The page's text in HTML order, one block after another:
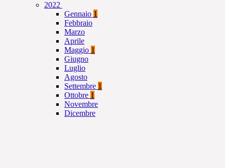
2022
Gennaio 1
Febbraio
Marzo
Aprile
Maggio 1
Giugno
Luglio
Agosto
Settembre 1
Ottobre 1
Novembre
Dicembre